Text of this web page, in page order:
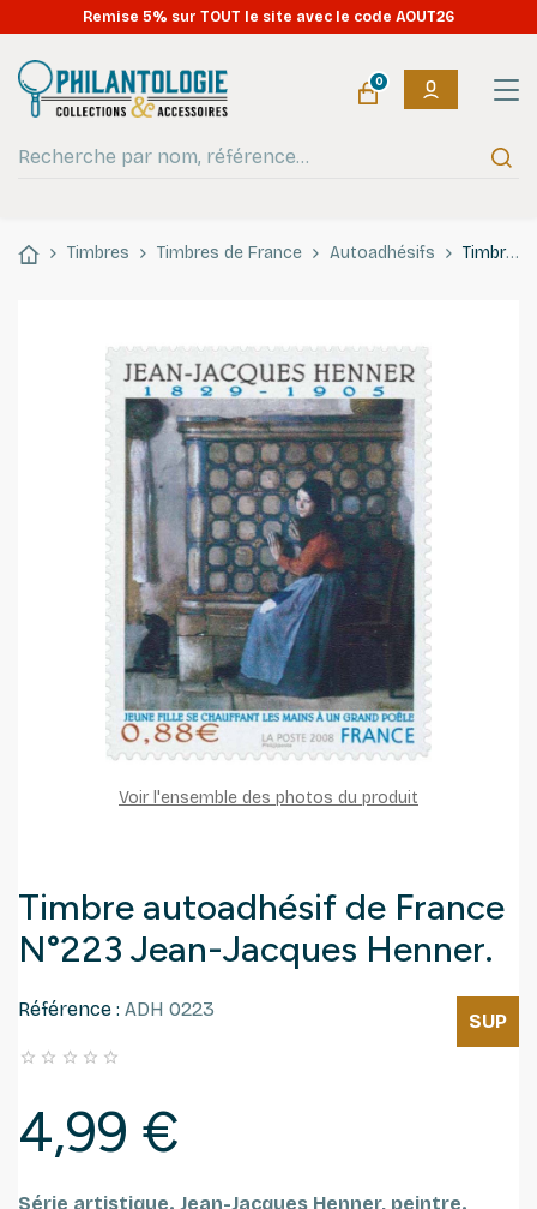
Remise 5% sur TOUT le site avec le code AOUT26
0
Timbres Timbres de France Autoadhésifs Timbre autoadhésif de France N°223 Jean-Jacques Henner.
Voir l'ensemble des photos du produit
Timbre autoadhésif de France
N°223 Jean-Jacques Henner.
Référence : ADH 0223
SUP
    
4,99 €
Série artistique. Jean-Jacques Henner, peintre.